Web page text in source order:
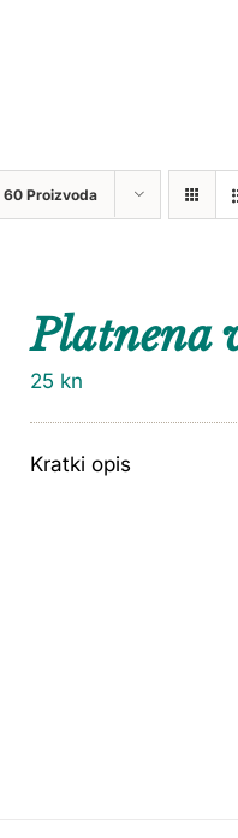
60 Proizvoda
Platnena
25 kn
Kratki opis